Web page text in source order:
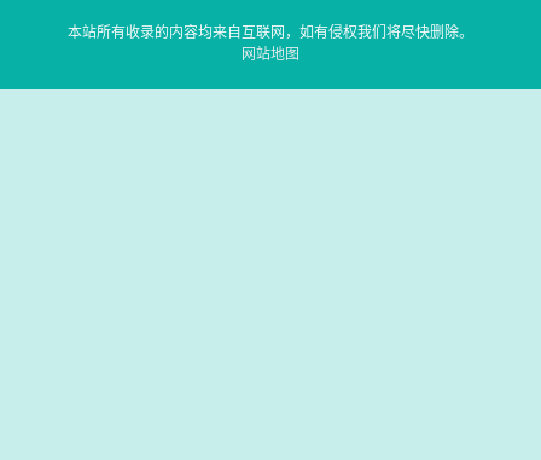
本站所有收录的内容均来自互联网，如有侵权我们将尽快删除。
网站地图